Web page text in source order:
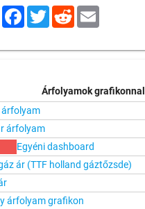
Facebook
TwitterRedditEmail
Árfolyamok grafikonnal
árfolyam
árfolyam
Egyéni dashboard
ár (TTF holland gáztőzsde)
árfolyam grafikon